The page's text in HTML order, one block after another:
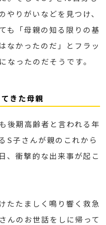
やりがいなどを見つけ、
も「母親の知る限りの基
なかったのだ」とフラッ
なったのだそうです。
きた母親
後期高齢者と言われる年
S子さんが親のこれから
、衝撃的な出来事が起こ
たたましく鳴り響く救急
んのお世話をしに帰って